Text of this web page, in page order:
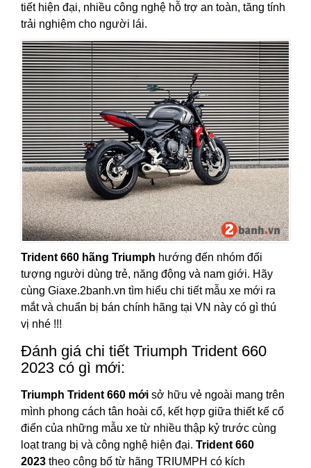
tiết hiện đại, nhiều công nghệ hỗ trợ an toàn, tăng tính
trải nghiệm cho người lái.
Trident 660 hãng Triumph hướng đến nhóm đối
tượng người dùng trẻ, năng động và nam giới. Hãy
cùng Giaxe.2banh.vn tìm hiểu chi tiết mẫu xe mới ra
mắt và chuẩn bị bán chính hãng tại VN này có gì thú
vị nhé !!!
Đánh giá chi tiết Triumph Trident 660
2023 có gì mới:
Triumph Trident 660 mới sở hữu vẻ ngoài mang trên
mình phong cách tân hoài cổ, kết hợp giữa thiết kế cổ
điển của những mẫu xe từ nhiều thập kỷ trước cùng
loạt trang bị và công nghệ hiện đại. Trident 660
2023 theo công bố từ hãng TRIUMPH có kích